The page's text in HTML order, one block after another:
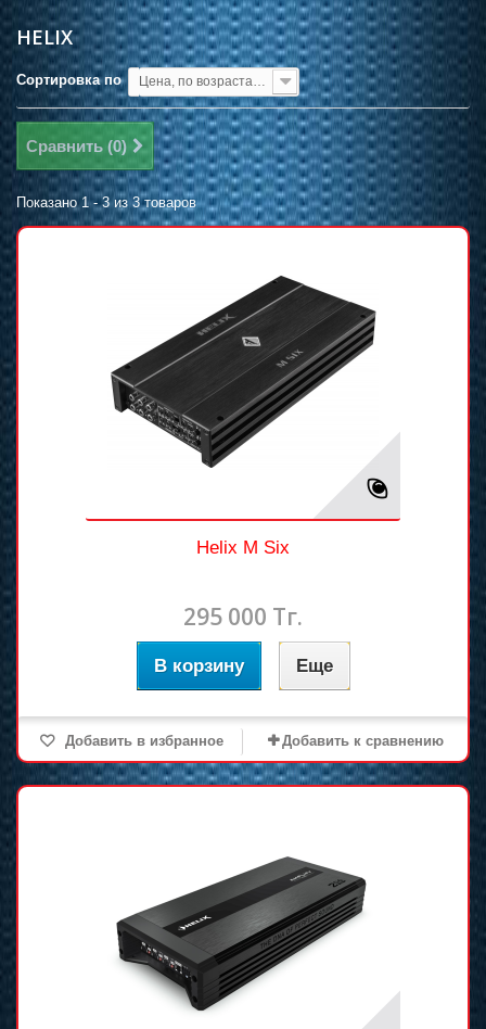
HELIX
Сортировка по
Сравнить (0)
Показано 1 - 3 из 3 товаров
Helix M Six
295 000 Тг.
В корзину Еще
Добавить в избранное Добавить к сравнению